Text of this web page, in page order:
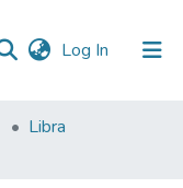
Log In (current)
Libra